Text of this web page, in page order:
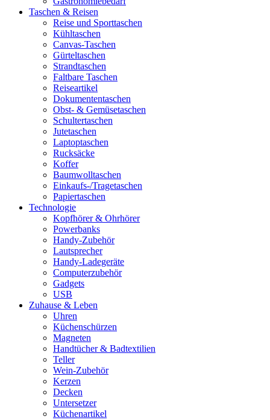
Taschen & Reisen
Reise und Sporttaschen
Kühltaschen
Canvas-Taschen
Gürteltaschen
Strandtaschen
Faltbare Taschen
Reiseartikel
Dokumententaschen
Obst- & Gemüsetaschen
Schultertaschen
Jutetaschen
Laptoptaschen
Rucksäcke
Koffer
Baumwolltaschen
Einkaufs-/Tragetaschen
Papiertaschen
Technologie
Kopfhörer & Ohrhörer
Powerbanks
Handy-Zubehör
Lautsprecher
Handy-Ladegeräte
Computerzubehör
Gadgets
USB
Zuhause & Leben
Uhren
Küchenschürzen
Magneten
Handtücher & Badtextilien
Teller
Wein-Zubehör
Kerzen
Decken
Untersetzer
Küchenartikel